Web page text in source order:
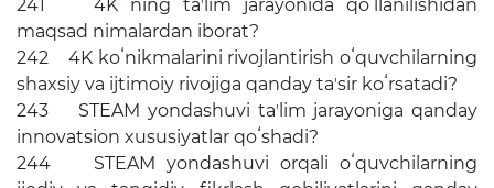
241 4K ning taʼlim jarayonida qoʻllanilishidan
maqsad nimalardan iborat?
242 4K koʻnikmalarini rivojlantirish oʻquvchilarning
shaxsiy va ijtimoiy rivojiga qanday taʼsir koʻrsatadi?
243 STEAM yondashuvi taʼlim jarayoniga qanday
innovatsion xususiyatlar qoʻshadi?
244 STEAM yondashuvi orqali oʻquvchilarning